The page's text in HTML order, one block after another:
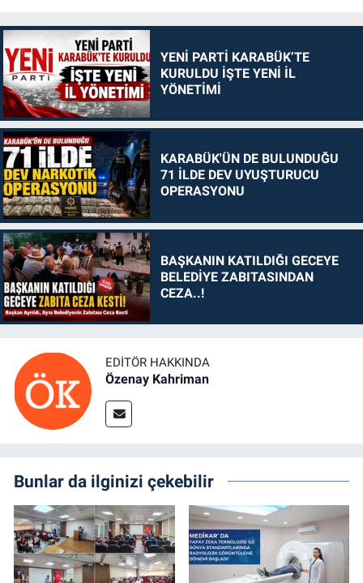
YENİ PARTİ KARABÜK’TE
KURULDU İŞTE YENİ İL
YÖNETİMİ
KARABÜK'ÜN DE BULUNDUĞU
71 İLDE DEV UYUŞTURUCU
OPERASYONU
BAŞKANIN KATILDIĞI GECEYE
BELEDİYE ZABITASINDAN
CEZA..!
EDITÖR HAKKINDA
Özenay Kahriman
Bunlar da ilginizi çekebilir